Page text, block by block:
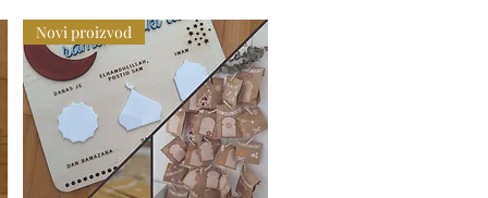
Novi proizvod